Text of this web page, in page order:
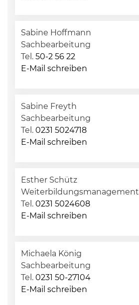
Sabine Hoffmann
Sachbearbeitung
Tel. 50-2 56 22
E-Mail schreiben
Sabine Freyth
Sachbearbeitung
Tel. 0231 5024718
E-Mail schreiben
Esther Schütz
Weiterbildungsmanagement
Tel. 0231 5024608
E-Mail schreiben
Michaela König
Sachbearbeitung
Tel. 0231 50-27104
E-Mail schreiben